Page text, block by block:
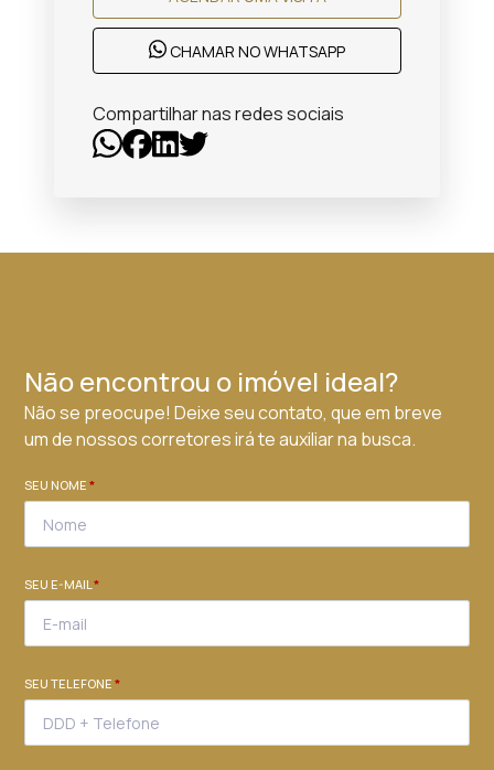
CHAMAR NO WHATSAPP
Compartilhar nas redes sociais
Não encontrou o imóvel ideal?
Não se preocupe! Deixe seu contato, que em breve
um de nossos corretores irá te auxiliar na busca.
SEU NOME*
SEU E-MAIL*
SEU TELEFONE*